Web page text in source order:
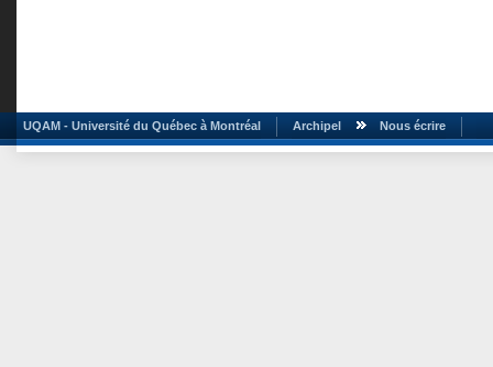
UQAM - Université du Québec à Montréal Archipel Nous écrire